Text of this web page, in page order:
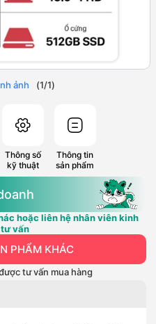
ảnh (1/1)
Thông số
kỹ thuật
Thông tin
sản phẩm
hoặc liên hệ nhân viên kinh
vấn
PHẨM KHÁC
tư vấn mua hàng